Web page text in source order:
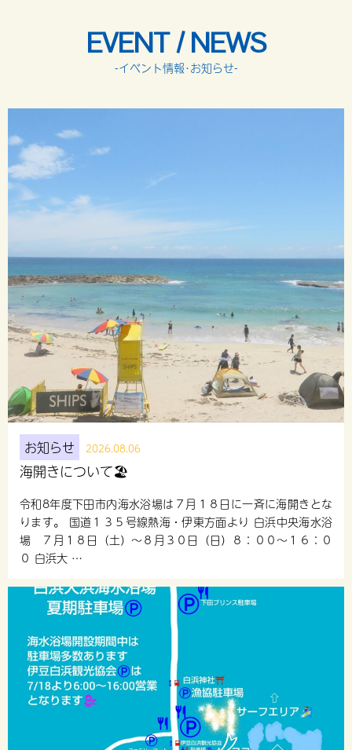
EVENT / NEWS
-イベント情報･お知らせ-
お知らせ 2026.08.06
海開きについて🏖
令和8年度下田市内海水浴場は７月１８日に一斉に海開きとな
ります。 国道１３５号線熱海・伊東方面より 白浜中央海水浴
場 ７月１８日（土）～８月３０日（日）８：００～１６：０
０ 白浜大 …